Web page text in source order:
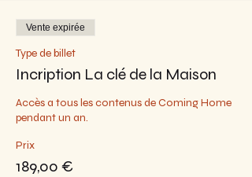
Vente expirée
Type de billet
Incription La clé de la Maison
Accès a tous les contenus de Coming Home
pendant un an.
Prix
189,00 €